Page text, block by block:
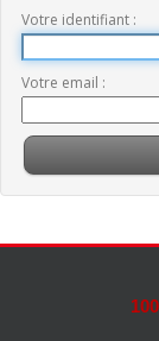
Votre identifiant
Votre email